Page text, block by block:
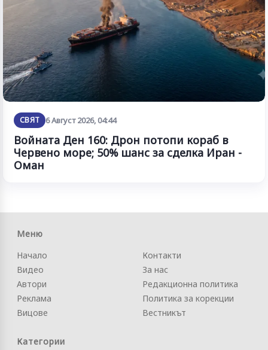
СВЯТ 6 Август 2026, 04:44
Войната Ден 160: Дрон потопи кораб в
Червено море; 50% шанс за сделка Иран -
Оман
Меню
Начало
Видео
Автори
Реклама
Вицове
Контакти
За нас
Редакционна политика
Политика за корекции
Вестникът
Категории